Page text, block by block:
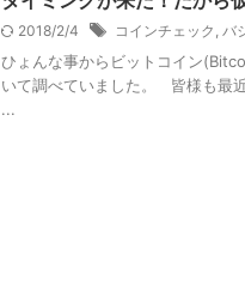
2018/2/4 コインチェック , バ
ひょんな事からビットコイン
いて調べていました。 皆様も​最
...